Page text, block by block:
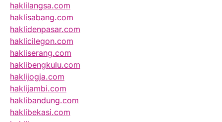
haklilangsa.com
haklisabang.com
haklidenpasar.com
haklicilegon.com
hakliserang.com
haklibengkulu.com
haklijogja.com
haklijambi.com
haklibandung.com
haklibekasi.com